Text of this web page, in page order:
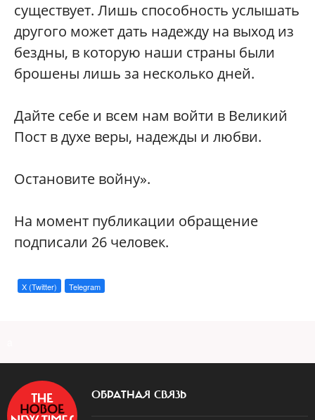
существует. Лишь способность услышать
другого может дать надежду на выход из
бездны, в которую наши страны были
брошены лишь за несколько дней.
Дайте себе и всем нам войти в Великий
Пост в духе веры, надежды и любви.
Остановите войну».
На момент публикации обращение
подписали 26 человек.
X (Twitter) Telegram
ОБРАТНАЯ СВЯЗЬ